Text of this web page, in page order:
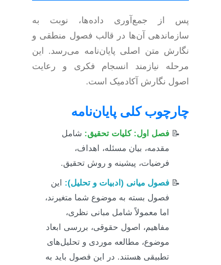
پس از جمع‌آوری داده‌ها، نوبت به
سازماندهی آن‌ها در قالب فصول منطقی و
نگارش متن اصلی پایان‌نامه می‌رسد. این
مرحله نیازمند انسجام فکری و رعایت
اصول نگارش آکادمیک است.
چارچوب کلی پایان‌نامه
فصل اول: کلیات تحقیق: شامل
مقدمه، بیان مسئله، اهداف،
فرضیات، پیشینه و روش تحقیق.
فصول میانی (ادبیات و تحلیل): این
فصول بسته به موضوع شما متغیرند،
اما معمولاً شامل مبانی نظری،
مفاهیم، اصول حقوقی، بررسی ابعاد
موضوع، مطالعه موردی و تحلیل‌های
تطبیقی هستند. در این فصول باید به